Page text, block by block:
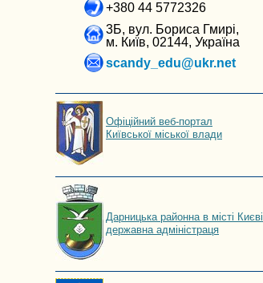
+380 44 5772326
3Б, вул. Бориса Гмирі,
м. Київ, 02144, Україна
scandy_edu@ukr.net
Офіційний веб-портал
Київської міської влади
Дарницька районна в місті Києві
державна адміністраця